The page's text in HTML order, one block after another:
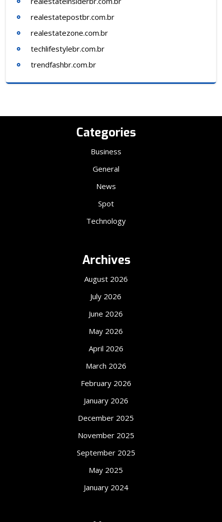
realestatepostbr.com.br
realestatezone.com.br
techlifestylebr.com.br
trendfashbr.com.br
Categories
Business
General
News
Spot
Technology
Archives
August 2026
July 2026
June 2026
May 2026
April 2026
March 2026
February 2026
January 2026
December 2025
November 2025
September 2025
May 2025
January 2024